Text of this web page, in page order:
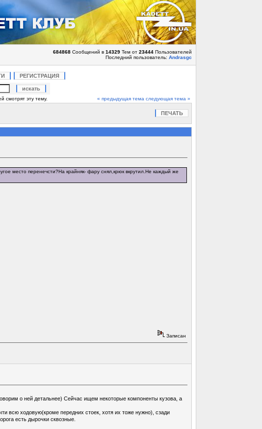
684868Сообщений в 14329Тем от 23444Пользователей
Последний пользователь: Andrasgc
РЕГИСТРАЦИЯ
смотрят эту тему. « предыдущая тема следующая тема »
ПЕЧАТЬ
место перенечсти?На крайняк- фару снял,крюк вкрутил.Не каждый же
Записан
о ней детальнее) Сейчас ищем некоторые компоненты кузова, а
всю ходовую(кроме передних стоек, хотя их тоже нужно), сзади
есть дырочки сквозные.